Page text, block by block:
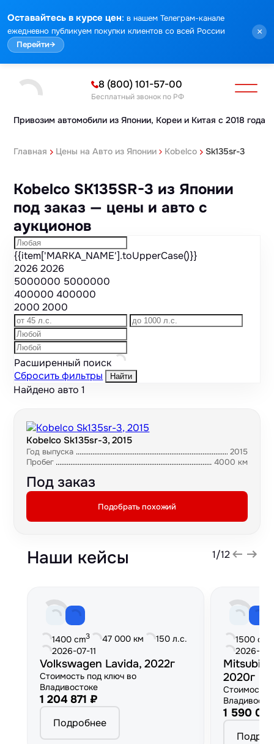
Оставайтесь в курсе цен: в нашем Телеграм-канале
ежедневно публикуем покупки клиентов со всей России
Перейти→
×
Привозим автомобили из Японии, Кореи и Китая с 2018 года
8 (800) 101-57-00
Бесплатный звонок по РФ
Главная Цены на Авто из Японии Kobelco Sk135sr-3
Kobelco SK135SR-3 из Японии
под заказ — цены и авто с
аукционов
{{item['MARKA_NAME'].toUpperCase()}}
20262026
5000000 5000000
400000400000
20002000
Расширенный поиск
Сбросить фильтры
Найти
Найдено авто1
Kobelco Sk135sr-3, 2015
Год выпуска
2015
Пробег
4000 км
Под заказ
Подобрать похожий
Наши кейсы 1/12
1400 cm3 47 000 км
150 л.с.
2026-07-11
Volkswagen Lavida, 2022г
Стоимость под ключ во
Владивостоке
1 204 871 ₽
Подробнее
1500 cm
2026-
2020г
Стоимость
1 590